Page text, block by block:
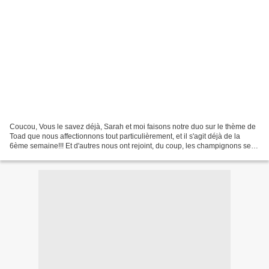
Coucou, Vous le savez déjà, Sarah et moi faisons notre duo sur le thème de
Toad que nous affectionnons tout particulièrement, et il s'agit déjà de la
6ème semaine!!! Et d'autres nous ont rejoint, du coup, les champignons se